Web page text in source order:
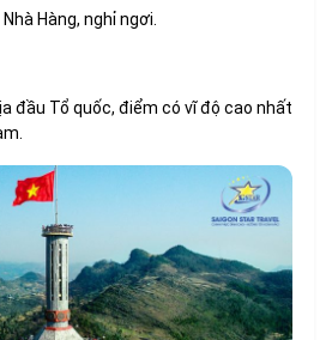
Hàng, nghỉ ngơi.
đầu Tổ quốc, điểm có vĩ độ cao nhất